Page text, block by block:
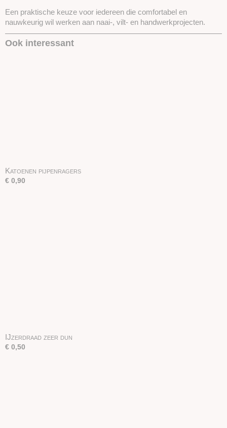
Een praktische keuze voor iedereen die comfortabel en
nauwkeurig wil werken aan naai-, vilt- en handwerkprojecten.
Ook interessant
Katoenen pijpenragers
€ 0,90
IJzerdraad zeer dun
€ 0,50